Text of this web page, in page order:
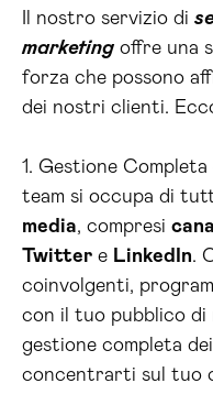
Il nostro servizio di
marketing offre una
forza che possono
dei nostri clienti.
1. Gestione Completa
team si occupa di
media, compresi
Twitter e LinkedIn.
coinvolgenti,
con il tuo pubblico
gestione completa dei
concentrarti sul tuo